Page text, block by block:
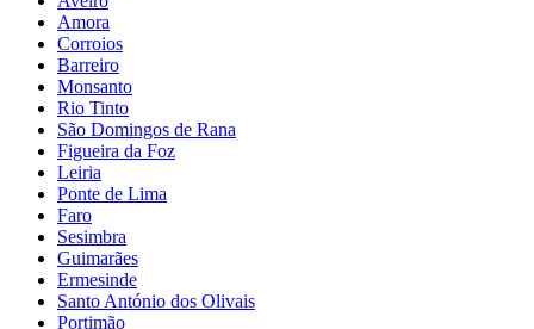
Amora
Corroios
Barreiro
Monsanto
Rio Tinto
São Domingos de Rana
Figueira da Foz
Leiria
Ponte de Lima
Faro
Sesimbra
Guimarães
Ermesinde
Santo António dos Olivais
Portimão